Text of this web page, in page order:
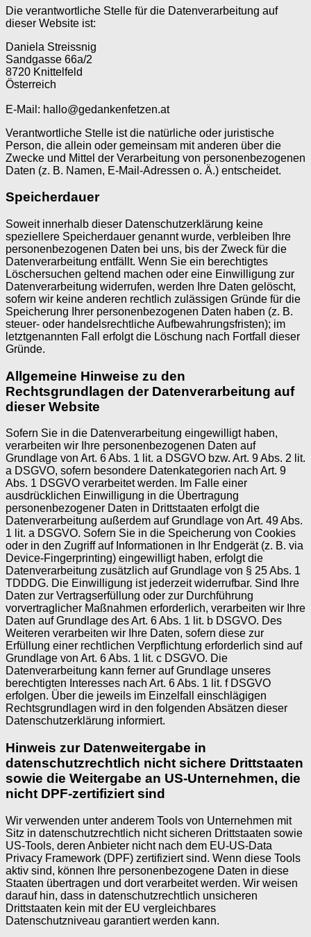
Die verantwortliche Stelle für die Datenverarbeitung auf
dieser Website ist:
Daniela Streissnig
Sandgasse 66a/2
8720 Knittelfeld
Österreich
E-Mail: hallo@gedankenfetzen.at
Verantwortliche Stelle ist die natürliche oder juristische
Person, die allein oder gemeinsam mit anderen über die
Zwecke und Mittel der Verarbeitung von personenbezogenen
Daten (z. B. Namen, E-Mail-Adressen o. Ä.) entscheidet.
Speicherdauer
Soweit innerhalb dieser Datenschutzerklärung keine
speziellere Speicherdauer genannt wurde, verbleiben Ihre
personenbezogenen Daten bei uns, bis der Zweck für die
Datenverarbeitung entfällt. Wenn Sie ein berechtigtes
Löschersuchen geltend machen oder eine Einwilligung zur
Datenverarbeitung widerrufen, werden Ihre Daten gelöscht,
sofern wir keine anderen rechtlich zulässigen Gründe für die
Speicherung Ihrer personenbezogenen Daten haben (z. B.
steuer- oder handelsrechtliche Aufbewahrungsfristen); im
letztgenannten Fall erfolgt die Löschung nach Fortfall dieser
Gründe.
Allgemeine Hinweise zu den
Rechtsgrundlagen der Datenverarbeitung auf
dieser Website
Sofern Sie in die Datenverarbeitung eingewilligt haben,
verarbeiten wir Ihre personenbezogenen Daten auf
Grundlage von Art. 6 Abs. 1 lit. a DSGVO bzw. Art. 9 Abs. 2 lit.
a DSGVO, sofern besondere Datenkategorien nach Art. 9
Abs. 1 DSGVO verarbeitet werden. Im Falle einer
ausdrücklichen Einwilligung in die Übertragung
personenbezogener Daten in Drittstaaten erfolgt die
Datenverarbeitung außerdem auf Grundlage von Art. 49 Abs.
1 lit. a DSGVO. Sofern Sie in die Speicherung von Cookies
oder in den Zugriff auf Informationen in Ihr Endgerät (z. B. via
Device-Fingerprinting) eingewilligt haben, erfolgt die
Datenverarbeitung zusätzlich auf Grundlage von § 25 Abs. 1
TDDDG. Die Einwilligung ist jederzeit widerrufbar. Sind Ihre
Daten zur Vertragserfüllung oder zur Durchführung
vorvertraglicher Maßnahmen erforderlich, verarbeiten wir Ihre
Daten auf Grundlage des Art. 6 Abs. 1 lit. b DSGVO. Des
Weiteren verarbeiten wir Ihre Daten, sofern diese zur
Erfüllung einer rechtlichen Verpflichtung erforderlich sind auf
Grundlage von Art. 6 Abs. 1 lit. c DSGVO. Die
Datenverarbeitung kann ferner auf Grundlage unseres
berechtigten Interesses nach Art. 6 Abs. 1 lit. f DSGVO
erfolgen. Über die jeweils im Einzelfall einschlägigen
Rechtsgrundlagen wird in den folgenden Absätzen dieser
Datenschutzerklärung informiert.
Hinweis zur Datenweitergabe in
datenschutzrechtlich nicht sichere Drittstaaten
sowie die Weitergabe an US-Unternehmen, die
nicht DPF-zertifiziert sind
Wir verwenden unter anderem Tools von Unternehmen mit
Sitz in datenschutzrechtlich nicht sicheren Drittstaaten sowie
US-Tools, deren Anbieter nicht nach dem EU-US-Data
Privacy Framework (DPF) zertifiziert sind. Wenn diese Tools
aktiv sind, können Ihre personenbezogene Daten in diese
Staaten übertragen und dort verarbeitet werden. Wir weisen
darauf hin, dass in datenschutzrechtlich unsicheren
Drittstaaten kein mit der EU vergleichbares
Datenschutzniveau garantiert werden kann.